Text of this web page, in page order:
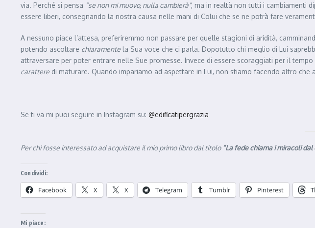
via. Perché si pensa “se non mi muovo, nulla cambierà”, ma in realtà non tutti i cambiamenti
essere liberi, consegnando la nostra causa nelle mani di Colui che se ne potrà fare
A nessuno piace l’attesa, preferiremmo non passare per quelle stagioni di aridità,
potendo ascoltare chiaramente la Sua voce che ci parla. Dopotutto chi meglio di Lui
attraversare per poter entrare nelle Sue promesse. Invece di essere scoraggiati per il
carattere di maturare. Quando impariamo ad aspettare in Lui, non stiamo facendo altro
Se ti va mi puoi seguire in Instagram su: @edificatipergrazia
Per chi fosse interessato ad acquistare il mio primo libro dal titolo “La fede chiama i miracoli dal
Condividi:
Facebook X X Telegram Tumblr Pinterest
Mi piace: